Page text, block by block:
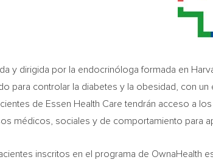
y dirigida por la endocrinóloga formada en
para controlar la diabetes y la obesidad, con
de Essen Health Care tendrán acceso a
médicos, sociales y de comportamiento para
inscritos en el programa de